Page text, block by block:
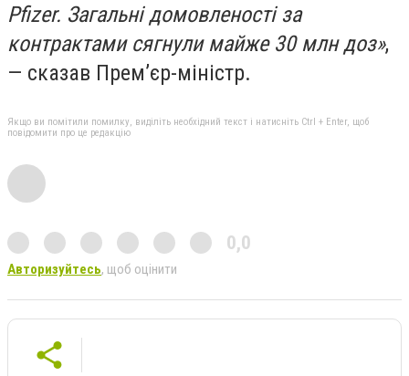
Pfizer. Загальні домовленості за
контрактами сягнули майже 30 млн доз»,
— сказав Прем’єр-міністр.
Якщо ви помітили помилку, виділіть необхідний текст і натисніть Ctrl + Enter, щоб
повідомити про це редакцію
0,0
Авторизуйтесь, щоб оцінити